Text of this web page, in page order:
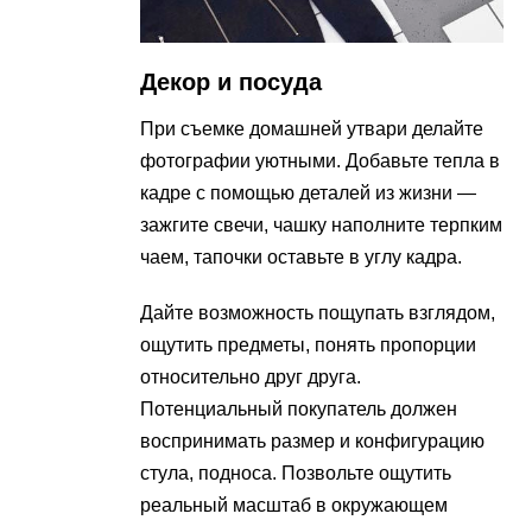
Декор и посуда
При съемке домашней утвари делайте
фотографии уютными. Добавьте тепла в
кадре с помощью деталей из жизни —
зажгите свечи, чашку наполните терпким
чаем, тапочки оставьте в углу кадра.
Дайте возможность пощупать взглядом,
ощутить предметы, понять пропорции
относительно друг друга.
Потенциальный покупатель должен
воспринимать размер и конфигурацию
стула, подноса. Позвольте ощутить
реальный масштаб в окружающем